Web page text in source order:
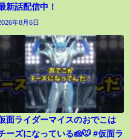
新話配信中！
年8月6日
面ライダーマイスのおでこは
ーズになっている🧀🐭 #仮面ラ